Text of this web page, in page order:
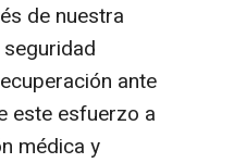
de nuestra
ante
este esfuerzo a
médica y